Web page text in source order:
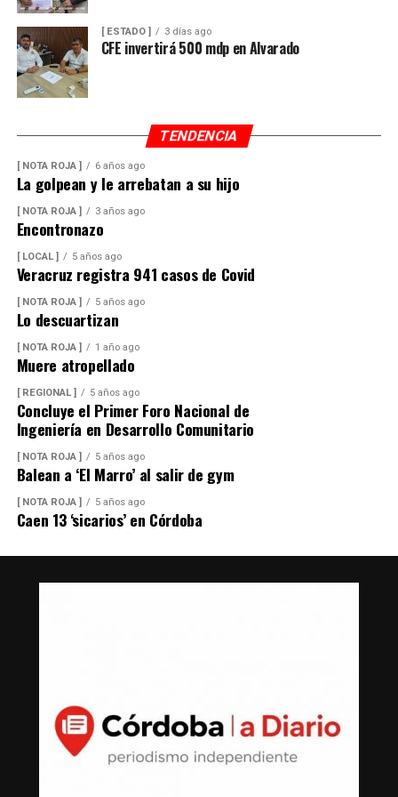
un servicio irregular.
[ ESTADO ] 3 días ago
CFE invertirá 500 mdp en Alvarado
TENDENCIA
[ NOTA ROJA ] 6 años ago
La golpean y le arrebatan a su hijo
[ NOTA ROJA ] 3 años ago
Encontronazo
[ LOCAL ] 5 años ago
Veracruz registra 941 casos de Covid
[ NOTA ROJA ] 5 años ago
Lo descuartizan
[ NOTA ROJA ] 1 año ago
Muere atropellado
[ REGIONAL ] 5 años ago
Concluye el Primer Foro Nacional de
Ingeniería en Desarrollo Comunitario
[ NOTA ROJA ] 5 años ago
Balean a ‘El Marro’ al salir de gym
[ NOTA ROJA ] 5 años ago
Caen 13 ‘sicarios’ en Córdoba